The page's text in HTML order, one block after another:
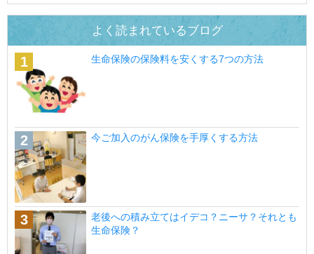
よく読まれているブログ
生命保険の保険料を安くする7つの方法
今ご加入のがん保険を手厚くする方法
老後への積み立てはイデコ？ニーサ？それとも
生命保険？